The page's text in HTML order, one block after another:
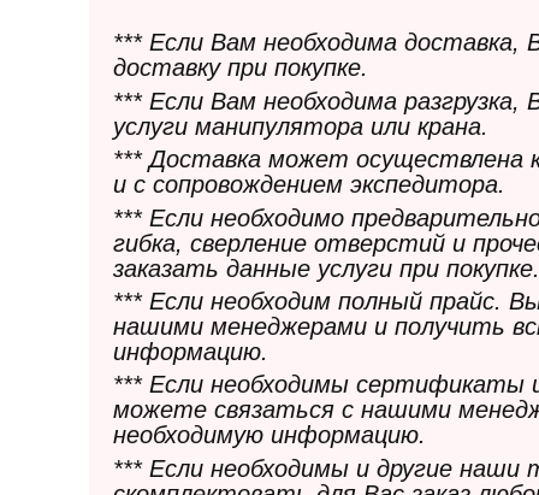
*** Если Вам необходима
доставку при покупке.
*** Если Вам необходима
услуги манипулятора или крана.
*** Доставка может осуществлена
и с сопровождением экспедитора.
*** Если необходимо
гибка, сверление отверстий и
заказать данные услуги при покупке.
*** Если необходим полный прайс.
нашими менеджерами и получить
информацию.
*** Если необходимы сертификаты
можете связаться с нашими
необходимую информацию.
*** Если необходимы и другие